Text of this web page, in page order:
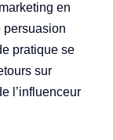
en
persuasion
pratique se
sur
l’influenceur